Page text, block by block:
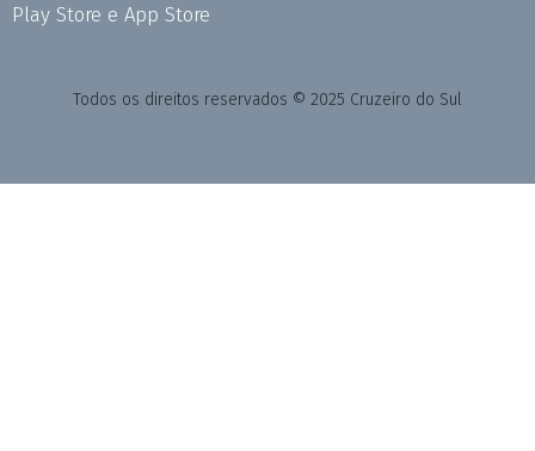
Play Store e App Store
Todos os direitos reservados © 2025 Cruzeiro do Sul